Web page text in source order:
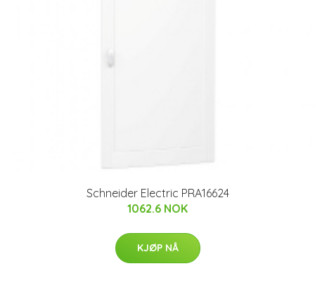
Schneider Electric PRA16624
1062.6 NOK
KJØP NÅ